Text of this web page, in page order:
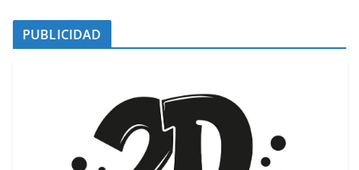
PUBLICIDAD